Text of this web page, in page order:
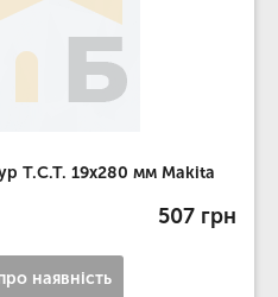
T.C.T. 19х280 мм Makita
507 грн
наявність